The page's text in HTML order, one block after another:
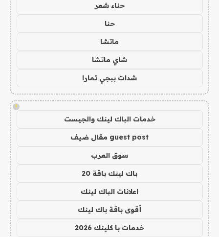
حناء شعر
حنا
ماتشا
شاي ماتشا
شدات ببجي تمارا
!
خدمات الباك لينك والجيست
guest post مقال ضيف
سوق العرب
باك لينك باقة 20
اعلانات الباك لينك
أقوى باقة باك لينك
خدمات با كلينك 2026